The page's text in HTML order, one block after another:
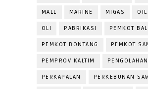
MALL MARINE MIGAS
OLI PABRIKASI PEMKOT
PEMKOT BONTANG PEMKOT
PEMPROV KALTIM
PERKAPALAN PERKEBUNAN